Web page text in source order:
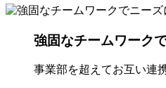
強固なチームワーク
事業部を超えてお互い連